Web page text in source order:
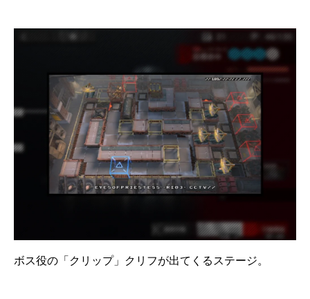
ボス役の「クリップ」クリフが出てくるステージ。